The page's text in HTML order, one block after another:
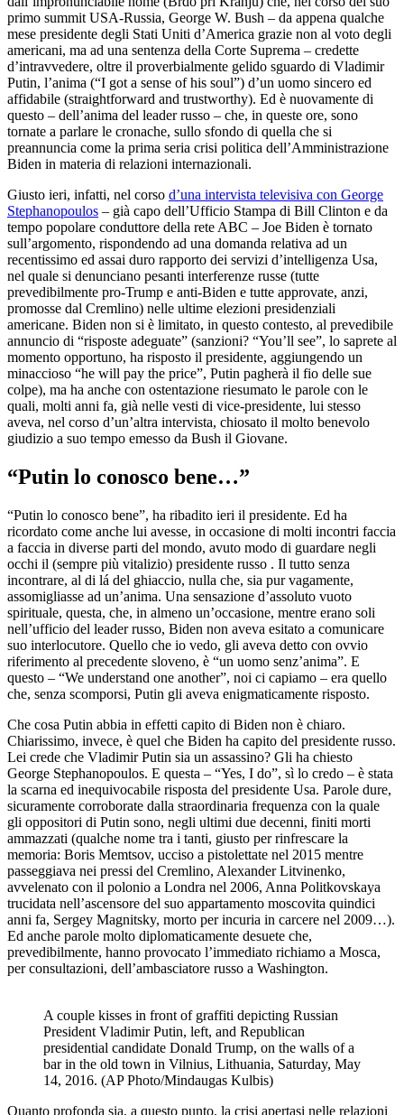
primo summit USA-Russia, George W. Bush – da appena qualche
mese presidente degli Stati Uniti d’America grazie non al voto degli
americani, ma ad una sentenza della Corte Suprema – credette
d’intravvedere, oltre il proverbialmente gelido sguardo di Vladimir
Putin, l’anima (“I got a sense of his soul”) d’un uomo sincero ed
affidabile (straightforward and trustworthy). Ed è nuovamente di
questo – dell’anima del leader russo – che, in queste ore, sono
tornate a parlare le cronache, sullo sfondo di quella che si
preannuncia come la prima seria crisi politica dell’Amministrazione
Biden in materia di relazioni internazionali.
Giusto ieri, infatti, nel corso d’una intervista televisiva con George
Stephanopoulos – già capo dell’Ufficio Stampa di Bill Clinton e da
tempo popolare conduttore della rete ABC – Joe Biden è tornato
sull’argomento, rispondendo ad una domanda relativa ad un
recentissimo ed assai duro rapporto dei servizi d’intelligenza Usa,
nel quale si denunciano pesanti interferenze russe (tutte
prevedibilmente pro-Trump e anti-Biden e tutte approvate, anzi,
promosse dal Cremlino) nelle ultime elezioni presidenziali
americane. Biden non si è limitato, in questo contesto, al prevedibile
annuncio di “risposte adeguate” (sanzioni? “You’ll see”, lo saprete al
momento opportuno, ha risposto il presidente, aggiungendo un
minaccioso “he will pay the price”, Putin pagherà il fio delle sue
colpe), ma ha anche con ostentazione riesumato le parole con le
quali, molti anni fa, già nelle vesti di vice-presidente, lui stesso
aveva, nel corso d’un’altra intervista, chiosato il molto benevolo
giudizio a suo tempo emesso da Bush il Giovane.
“Putin lo conosco bene…”
“Putin lo conosco bene”, ha ribadito ieri il presidente. Ed ha
ricordato come anche lui avesse, in occasione di molti incontri faccia
a faccia in diverse parti del mondo, avuto modo di guardare negli
occhi il (sempre più vitalizio) presidente russo . Il tutto senza
incontrare, al di lá del ghiaccio, nulla che, sia pur vagamente,
assomigliasse ad un’anima. Una sensazione d’assoluto vuoto
spirituale, questa, che, in almeno un’occasione, mentre erano soli
nell’ufficio del leader russo, Biden non aveva esitato a comunicare
suo interlocutore. Quello che io vedo, gli aveva detto con ovvio
riferimento al precedente sloveno, è “un uomo senz’anima”. E
questo – “We understand one another”, noi ci capiamo – era quello
che, senza scomporsi, Putin gli aveva enigmaticamente risposto.
Che cosa Putin abbia in effetti capito di Biden non è chiaro.
Chiarissimo, invece, è quel che Biden ha capito del presidente russo.
Lei crede che Vladimir Putin sia un assassino? Gli ha chiesto
George Stephanopoulos. E questa – “Yes, I do”, sì lo credo – è stata
la scarna ed inequivocabile risposta del presidente Usa. Parole dure,
sicuramente corroborate dalla straordinaria frequenza con la quale
gli oppositori di Putin sono, negli ultimi due decenni, finiti morti
ammazzati (qualche nome tra i tanti, giusto per rinfrescare la
memoria: Boris Memtsov, ucciso a pistolettate nel 2015 mentre
passeggiava nei pressi del Cremlino, Alexander Litvinenko,
avvelenato con il polonio a Londra nel 2006, Anna Politkovskaya
trucidata nell’ascensore del suo appartamento moscovita quindici
anni fa, Sergey Magnitsky, morto per incuria in carcere nel 2009…).
Ed anche parole molto diplomaticamente desuete che,
prevedibilmente, hanno provocato l’immediato richiamo a Mosca,
per consultazioni, dell’ambasciatore russo a Washington.
A couple kisses in front of graffiti depicting Russian
President Vladimir Putin, left, and Republican
presidential candidate Donald Trump, on the walls of a
bar in the old town in Vilnius, Lithuania, Saturday, May
14, 2016. (AP Photo/Mindaugas Kulbis)
Quanto profonda sia, a questo punto, la crisi apertasi nelle relazioni